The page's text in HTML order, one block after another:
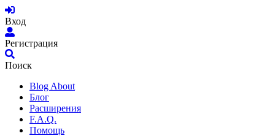
Вход
Регистрация
Поиск
Blog About
Блог
Расширения
F.A.Q.
Помощь